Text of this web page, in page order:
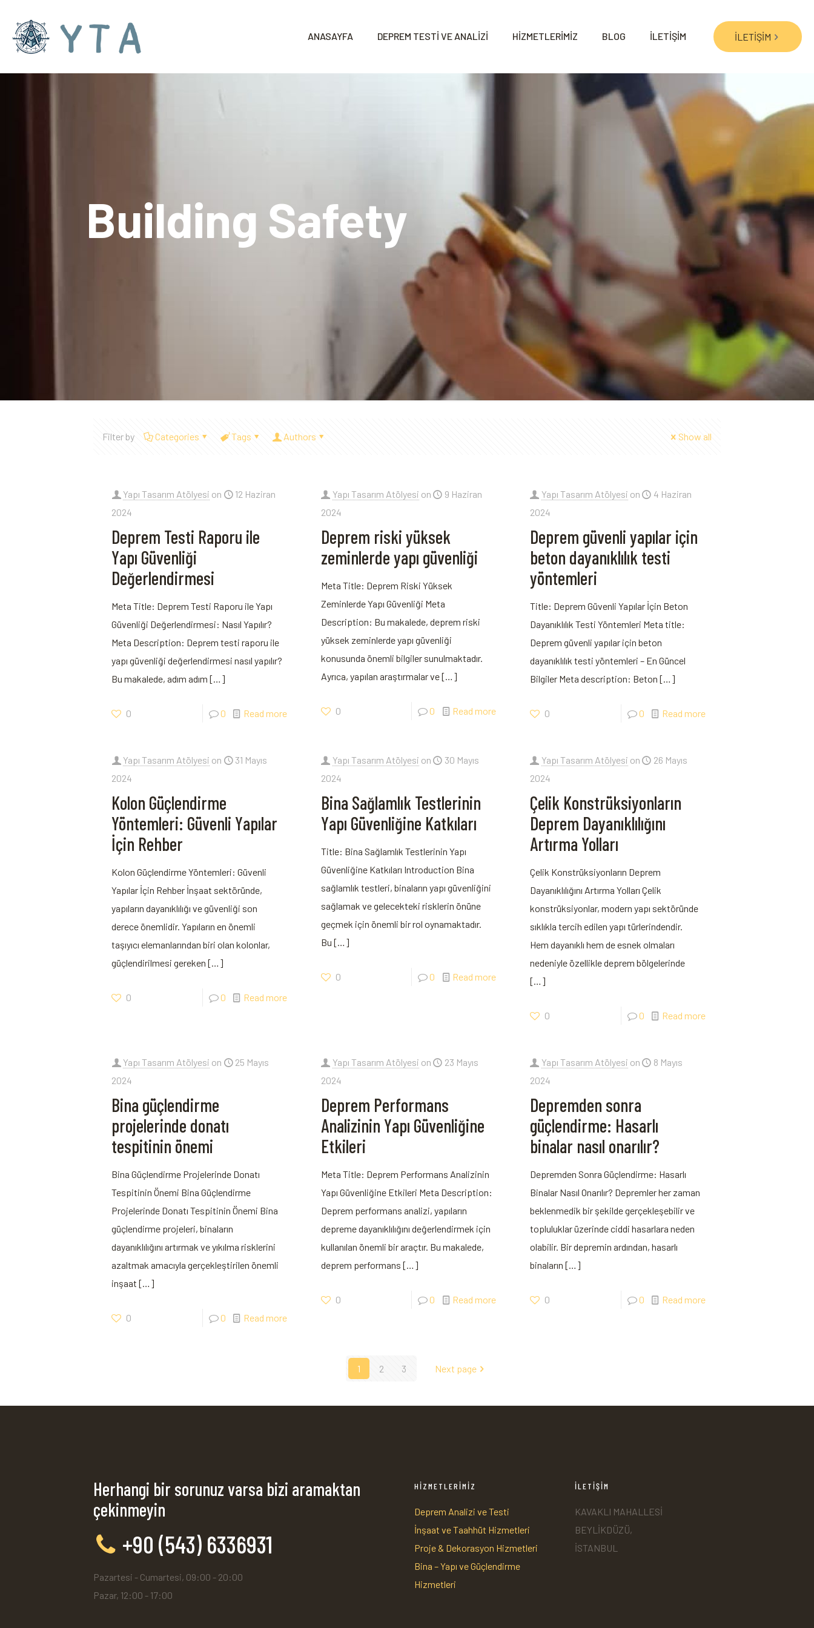
ANASAYFA DEPREM TESTİ VE ANALİZİ HİZMETLERİMİZ BLOG İLETİŞİM İLETİŞİM
Building Safety
Filter by Categories Tags Authors Show all
Yapı Tasarım Atölyesi on
12 Haziran
2024
Deprem Testi Raporu ile
Yapı Güvenliği
Değerlendirmesi
Meta Title: Deprem Testi Raporu ile Yapı
Güvenliği Değerlendirmesi: Nasıl Yapılır?
Meta Description: Deprem testi raporu ile
yapı güvenliği değerlendirmesi nasıl yapılır?
Bu makalede, adım adım […]
0 0 Read more
Yapı Tasarım Atölyesi on
9 Haziran
2024
Deprem riski yüksek
zeminlerde yapı güvenliği
Meta Title: Deprem Riski Yüksek
Zeminlerde Yapı Güvenliği Meta
Description: Bu makalede, deprem riski
yüksek zeminlerde yapı güvenliği
konusunda önemli bilgiler sunulmaktadır.
Ayrıca, yapılan araştırmalar ve[…]
0 0 Read more
Yapı Tasarım Atölyesi on
4 Haziran
2024
Deprem güvenli yapılar için
beton dayanıklılık testi
yöntemleri
Title: Deprem Güvenli Yapılar İçin Beton
Dayanıklılık Testi Yöntemleri Meta title:
Deprem güvenli yapılar için beton
dayanıklılık testi yöntemleri – En Güncel
Bilgiler Meta description: Beton […]
0 0 Read more
Yapı Tasarım Atölyesi on
31 Mayıs
2024
Kolon Güçlendirme
Yöntemleri: Güvenli Yapılar
İçin Rehber
Kolon Güçlendirme Yöntemleri: Güvenli
Yapılar İçin Rehber İnşaat sektöründe,
yapıların dayanıklılığı ve ‌güvenliği​ son
derece önemlidir. Yapıların en önemli
taşıyıcı elemanlarından biri‍ olan‍ kolonlar,
güçlendirilmesi gereken […]
0 0 Read more
Yapı Tasarım Atölyesi on
30 Mayıs
2024
Bina Sağlamlık Testlerinin
Yapı Güvenliğine Katkıları
Title: Bina Sağlamlık Testlerinin Yapı
⁢Güvenliğine Katkıları Introduction Bina
sağlamlık testleri,⁢ binaların yapı güvenliğini
sağlamak ve gelecekteki risklerin önüne
geçmek için ⁣önemli bir rol oynamaktadır.
Bu […]
0 0 Read more
Yapı Tasarım Atölyesi on
26 Mayıs
2024
Çelik Konstrüksiyonların
Deprem Dayanıklılığını
Artırma Yolları
Çelik Konstrüksiyonların Deprem‌
Dayanıklılığını Artırma Yolları Çelik
konstrüksiyonlar, modern yapı sektöründe
sıklıkla tercih edilen yapı türlerindendir.
Hem dayanıklı hem de esnek olmaları
nedeniyle özellikle deprem bölgelerinde
[…]
0 0 Read more
Yapı Tasarım Atölyesi on
25 Mayıs
2024
Bina güçlendirme
projelerinde donatı
tespitinin önemi
Bina Güçlendirme Projelerinde Donatı
Tespitinin Önemi Bina Güçlendirme
Projelerinde Donatı Tespitinin Önemi Bina
güçlendirme projeleri, binaların
dayanıklılığını artırmak ve yıkılma risklerini
azaltmak amacıyla gerçekleştirilen önemli
inşaat […]
0 0 Read more
Yapı Tasarım Atölyesi on
23 Mayıs
2024
Deprem Performans
Analizinin Yapı Güvenliğine
Etkileri
Meta ⁤Title: Deprem Performans Analizinin
Yapı Güvenliğine Etkileri Meta Description:
Deprem performans analizi, yapıların
depreme ⁤dayanıklılığını değerlendirmek⁣ için
kullanılan önemli bir araçtır. ​Bu makalede,
deprem performans […]
0 0 Read more
Yapı Tasarım Atölyesi on
8 Mayıs
2024
Depremden sonra
güçlendirme: Hasarlı
binalar nasıl onarılır?
Depremden Sonra Güçlendirme: Hasarlı
Binalar Nasıl Onarılır? Depremler her zaman
beklenmedik bir şekilde gerçekleşebilir ve
topluluklar üzerinde ciddi hasarlara neden
olabilir. Bir depremin ardından, hasarlı
binaların […]
0 0 Read more
1 2 3 Next page
Herhangi bir sorunuz varsa bizi aramaktan
çekinmeyin
+90 (543) 6336931
Pazartesi - Cumartesi, 09:00 - 20:00
Pazar, 12:00 - 17:00
HİZMETLERİMİZ
Deprem Analizi ve Testi
İnşaat ve Taahhüt Hizmetleri
Proje & Dekorasyon Hizmetleri
Bina – Yapı ve Güçlendirme
Hizmetleri
İLETİŞİM
KAVAKLI MAHALLESİ
BEYLİKDÜZÜ,
İSTANBUL